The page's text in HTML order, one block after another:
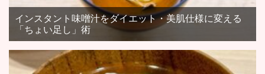
インスタント味噌汁をダイエット・美肌仕様に変える
「ちょい足し」術